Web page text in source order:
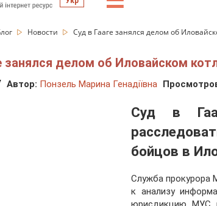
Новости Суд в Гааге занялся делом об
занялся делом об Иловайском
Автор: Понзель Марина Генадіївна
Суд в
бойцов в
Служба прокурора
к анализу